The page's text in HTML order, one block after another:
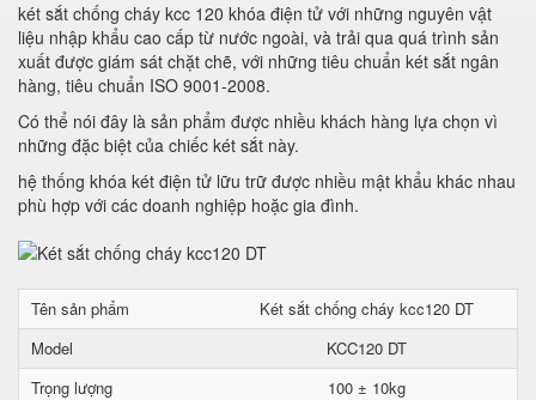
két sắt chống cháy kcc 120 khóa điện tử với những nguyên vật
liệu nhập khẩu cao cấp từ nước ngoài, và trải qua quá trình sản
xuất được giám sát chặt chẽ, với những tiêu chuẩn két sắt ngân
hàng, tiêu chuẩn ISO 9001-2008.
Có thể nói đây là sản phẩm được nhiều khách hàng lựa chọn vì
những đặc biệt của chiếc két sắt này.
hệ thống khóa két điện tử lữu trữ được nhiều mật khẩu khác nhau
phù hợp với các doanh nghiệp hoặc gia đình.
Tên sản phẩm
Két sắt chống cháy kcc120 DT
Model
KCC120 DT
Trọng lượng
100 ± 10kg